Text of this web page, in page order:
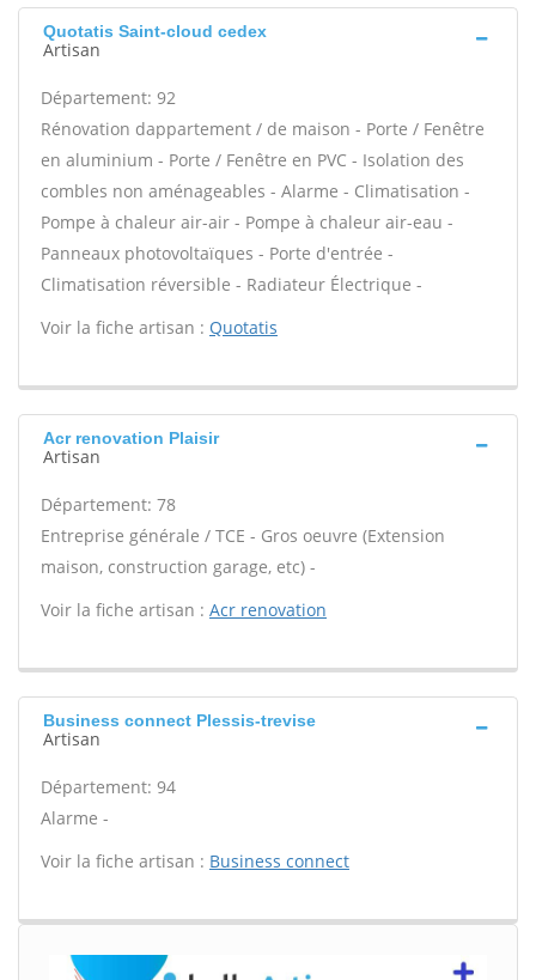
Quotatis Saint-cloud cedex
Artisan
Département: 92
Rénovation dappartement / de maison - Porte / Fenêtre
en aluminium - Porte / Fenêtre en PVC - Isolation des
combles non aménageables - Alarme - Climatisation -
Pompe à chaleur air-air - Pompe à chaleur air-eau -
Panneaux photovoltaïques - Porte d'entrée -
Climatisation réversible - Radiateur Électrique -
Voir la fiche artisan : Quotatis
Acr renovation Plaisir
Artisan
Département: 78
Entreprise générale / TCE - Gros oeuvre (Extension
maison, construction garage, etc) -
Voir la fiche artisan : Acr renovation
Business connect Plessis-trevise
Artisan
Département: 94
Alarme -
Voir la fiche artisan : Business connect